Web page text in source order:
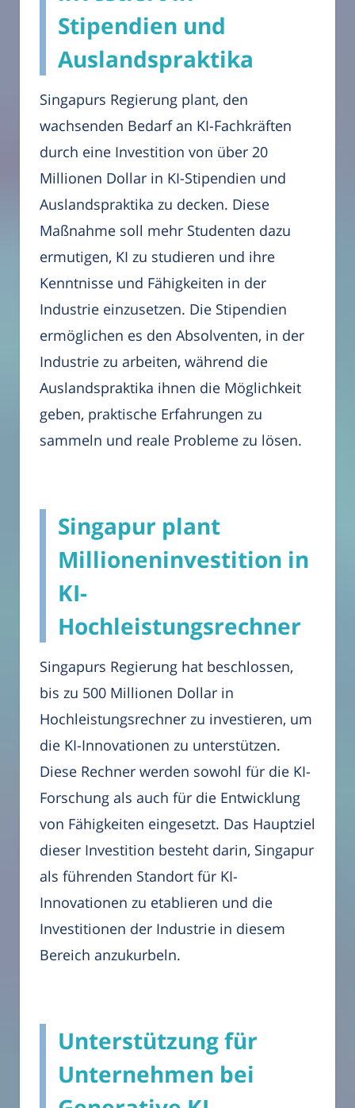
Stipendien und
Auslandspraktika
Singapurs Regierung plant, den
wachsenden Bedarf an KI-Fachkräften
durch eine Investition von über 20
Millionen Dollar in KI-Stipendien und
Auslandspraktika zu decken. Diese
Maßnahme soll mehr Studenten dazu
ermutigen, KI zu studieren und ihre
Kenntnisse und Fähigkeiten in der
Industrie einzusetzen. Die Stipendien
ermöglichen es den Absolventen, in der
Industrie zu arbeiten, während die
Auslandspraktika ihnen die Möglichkeit
geben, praktische Erfahrungen zu
sammeln und reale Probleme zu lösen.
Singapur plant
Millioneninvestition in
KI-
Hochleistungsrechner
Singapurs Regierung hat beschlossen,
bis zu 500 Millionen Dollar in
Hochleistungsrechner zu investieren, um
die KI-Innovationen zu unterstützen.
Diese Rechner werden sowohl für die KI-
Forschung als auch für die Entwicklung
von Fähigkeiten eingesetzt. Das Hauptziel
dieser Investition besteht darin, Singapur
als führenden Standort für KI-
Innovationen zu etablieren und die
Investitionen der Industrie in diesem
Bereich anzukurbeln.
Unterstützung für
Unternehmen bei